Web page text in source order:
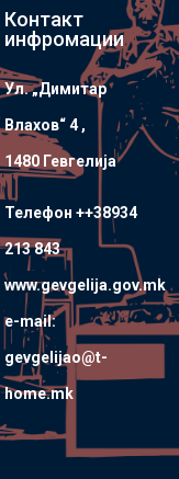
Контакт
инфромации
Ул. „Димитар
Влахов“ 4 ,
1480 Гевгелијa
Телефон ++38934
213 843
www.gevgelija.gov.mk
e-mail:
gevgelijao@t-
home.mk